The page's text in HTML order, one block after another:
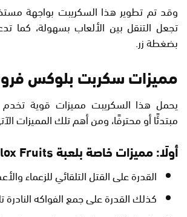
وقد تم تطوير هذا السكريبت بواجهة
تجعل التنقل بين الألعاب بسهولة، كما
بضغطة زر.
مميزات سكربت بلوكس
يحمل هذا السكريبت مميزات قوية
مبتدئًا أو محترفًا، ومن أهم تلك المميزات
أولًا: مميزات خاصة بلعبة Blox Fruits
القدرة على القتل التلقائي للزعماء
كذلك القدرة على جمع الفواكه النادرة